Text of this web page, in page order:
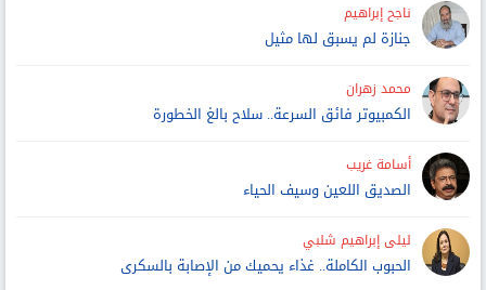
ناجح إبراهيم
جنازة لم يسبق لها مثيل
محمد زهران
الكمبيوتر فائق السرعة.. سلاح بالغ الخطورة
أسامة غريب
الصديق اللعين وسيف الحياء
ليلى إبراهيم شلبي
الحبوب الكاملة.. غذاء يحميك من الإصابة بالسكرى